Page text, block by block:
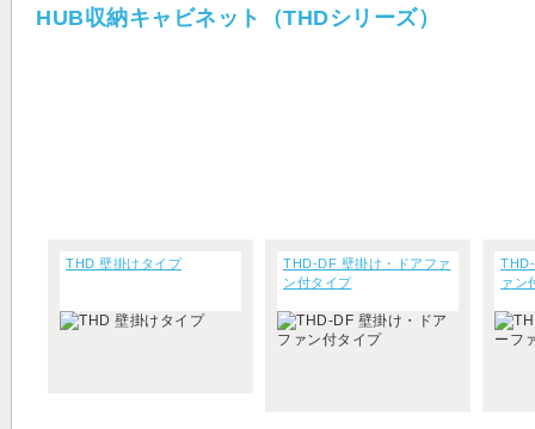
HUB収納キャビネット（THDシリーズ）
THD 壁掛けタイプ
THD-DF 壁掛け・ドアファ
ン付タイプ
ァン